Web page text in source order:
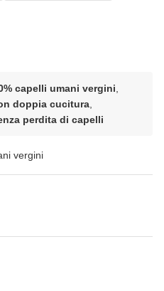
capelli umani vergini
doppia cucitura
perdita di capelli
vergini